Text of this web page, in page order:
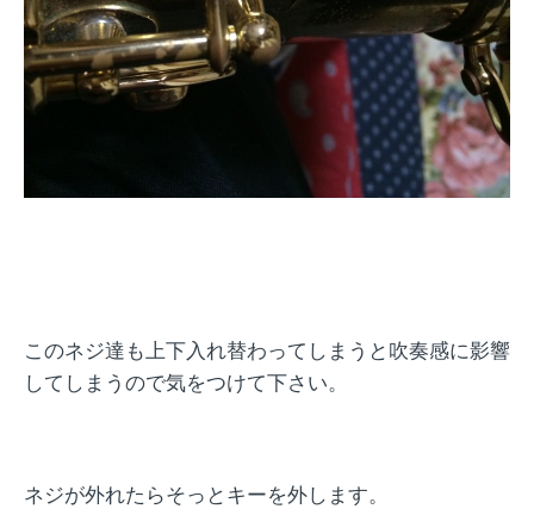
このネジ達も上下入れ替わってしまうと吹奏感に影響
してしまうので気をつけて下さい。
ネジが外れたらそっとキーを外します。